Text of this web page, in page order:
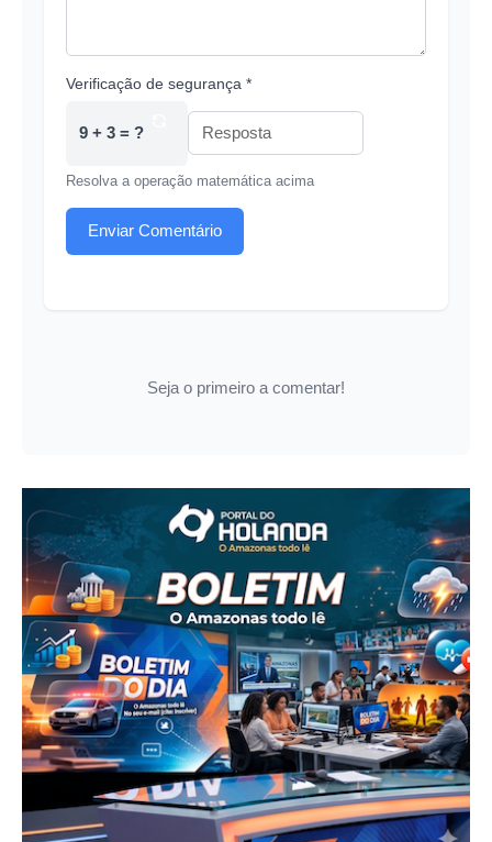
Verificação de segurança *
9 + 3 = ?
Resolva a operação matemática acima
Enviar Comentário
Seja o primeiro a comentar!